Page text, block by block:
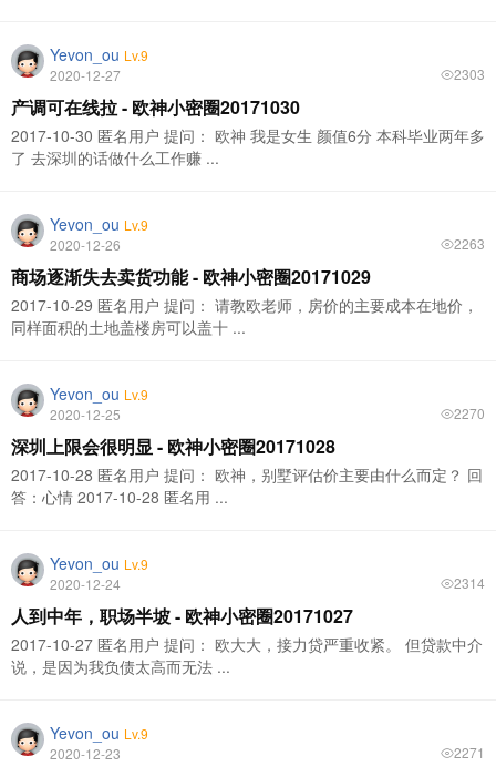
Yevon_ou Lv.9
2020-12-27
2303
产调可在线拉 - 欧神小密圈20171030
2017-10-30 匿名用户 提问： 欧神 我是女生 颜值6分 本科毕业两年多
了 去深圳的话做什么工作赚 ...
Yevon_ou Lv.9
2020-12-26
2263
商场逐渐失去卖货功能 - 欧神小密圈20171029
2017-10-29 匿名用户 提问： 请教欧老师，房价的主要成本在地价，
同样面积的土地盖楼房可以盖十 ...
Yevon_ou Lv.9
2020-12-25
2270
深圳上限会很明显 - 欧神小密圈20171028
2017-10-28 匿名用户 提问： 欧神，别墅评估价主要由什么而定？ 回
答：心情 2017-10-28 匿名用 ...
Yevon_ou Lv.9
2020-12-24
2314
人到中年，职场半坡 - 欧神小密圈20171027
2017-10-27 匿名用户 提问： 欧大大，接力贷严重收紧。 但贷款中介
说，是因为我负债太高而无法 ...
Yevon_ou Lv.9
2020-12-23
2271